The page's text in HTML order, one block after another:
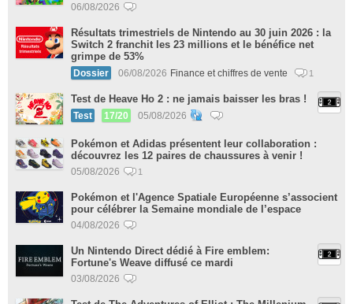
06/08/2026
Résultats trimestriels de Nintendo au 30 juin 2026 : la
Switch 2 franchit les 23 millions et le bénéfice net
grimpe de 53%
Dossier 06/08/2026 Finance et chiffres de vente 1
Test de Heave Ho 2 : ne jamais baisser les bras !
Test 17/20 05/08/2026
Pokémon et Adidas présentent leur collaboration :
découvrez les 12 paires de chaussures à venir !
05/08/2026 1
Pokémon et l'Agence Spatiale Européenne s’associent
pour célébrer la Semaine mondiale de l’espace
04/08/2026
Un Nintendo Direct dédié à Fire emblem:
Fortune's Weave diffusé ce mardi
03/08/2026